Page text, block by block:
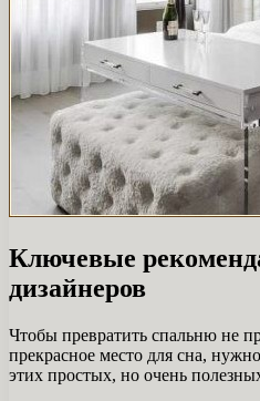
Ключевые
дизайнеров
Чтобы превратить спальню не
прекрасное место для сна,
этих простых, но очень